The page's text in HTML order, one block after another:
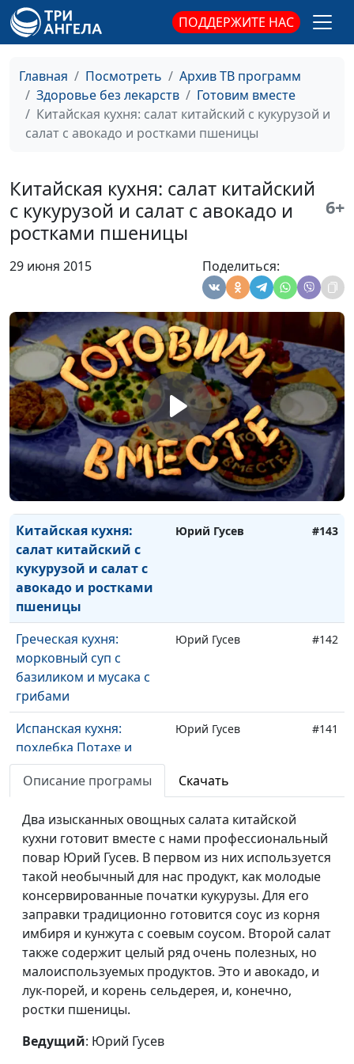
ПОДДЕРЖИТЕ НАС
Главная Посмотреть
Архив ТВ программ
Здоровье без лекарств
Готовим вместе
Китайская кухня: салат китайский с кукурузой и
салат с авокадо и ростками пшеницы
Китайская кухня: салат китайский
с кукурузой и салат с авокадо и
ростками пшеницы
6+
29 июня 2015 Поделиться:
Пирог «Дружная
семейка»
Ангелина Дубровина #151
Два салата: с
сухариками и красной
фасолью
Ангелина Дубровина
Тыквенный суп и
Фасолево-гречневые
котлеты с чесночным
сырным соусом
Анна Рыжова #148
Овощная запеканка с
Анна Рыжова
Салаты с адыгейской
солью
Светлана Приписнова
Живая каша, зеленый
коктейль и ягодные
лавашики
Светлана Приписнова #145
Индонезийская кухня:
гадо-гадо и бананы в
кляре
Юрий Гусев #144
Китайская кухня:
салат китайский с
кукурузой и салат с
авокадо и ростками
пшеницы
Юрий Гусев #143
Греческая кухня:
морковный суп с
базиликом и мусака с
грибами
Юрий Гусев #142
Испанская кухня:
похлебка Потахе и
паэлья с грибами
Юрий Гусев #141
фрукты под карамелью
и груши печеные с
грецкими орехами
Юрий Гусев #140
Индийская кухня: салат
овощной с кус-кусом и
салат с авокадо
Юрий Гусев
Болгарская кухня: суп
«Боб чорба», гювеч с
овощами и рисом
Юрий Гусев #138
овощной суп «Потаж»,
Описание програмы Скачать
Два изысканных овощных салата китайской
кухни готовит вместе с нами профессиональный
повар Юрий Гусев. В первом из них используется
такой необычный для нас продукт, как молодые
консервированные початки кукурузы. Для его
заправки традиционно готовится соус из корня
имбиря и кунжута с соевым соусом. Второй салат
также содержит целый ряд очень полезных, но
малоиспользуемых продуктов. Это и авокадо, и
лук-порей, и корень сельдерея, и, конечно,
ростки пшеницы.
Ведущий: Юрий Гусев